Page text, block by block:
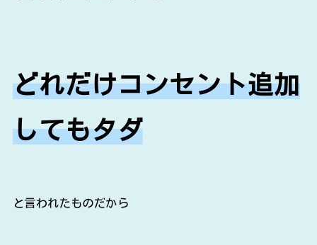
どれだけコンセント追加
してもタダ
と言われたものだから